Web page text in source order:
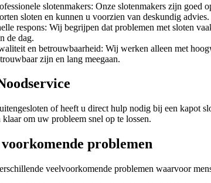
slotenmakers: Onze slotenmakers zijn goed
sloten en kunnen u voorzien van deskundig advies.
respons: Wij begrijpen dat problemen met sloten
de dag.
en betrouwbaarheid: Wij werken alleen met
zijn en lang meegaan.
of heeft u direct hulp nodig bij een kapot
klaar om uw probleem snel op te lossen.
problemen
veelvoorkomende problemen waarvoor